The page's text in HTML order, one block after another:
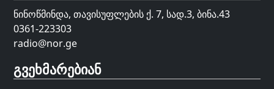
ნინოწმინდა, თავისუფლების ქ. 7, სად.3, ბინა.43
0361-223303
radio@nor.ge
გვეხმარებიან